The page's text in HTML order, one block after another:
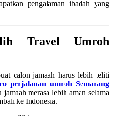
pengalaman ibadah yang
Travel Umroh
calon jamaah harus lebih teliti
perjalanan umroh Semarang
merasa lebih aman selama
ke Indonesia.